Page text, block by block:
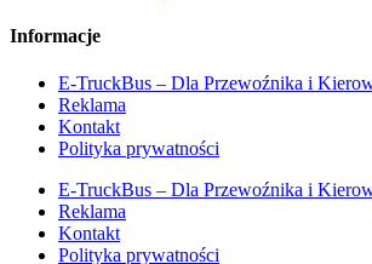
Informacje
E-TruckBus – Dla Przewoźnika i
Reklama
Kontakt
Polityka prywatności
E-TruckBus – Dla Przewoźnika i
Reklama
Kontakt
Polityka prywatności